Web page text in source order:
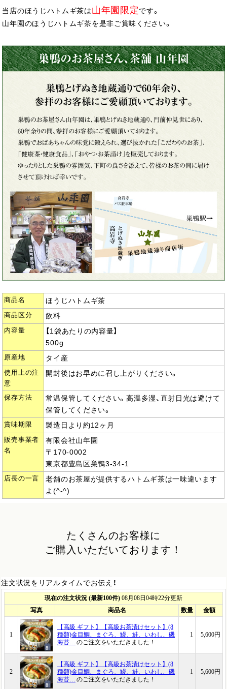
当店のほうじハトムギ茶は山年園限定です。
山年園のほうじハトムギ茶を是非ご賞味ください。
商品名 ほうじハトムギ茶
商品区分 飲料
内容量
【1袋あたりの内容量】
500g
原産地 タイ産
使用上の注
意
開封後はお早めに召し上がりください。
保存方法
常温保管してください。高温多湿、直射日光は避けて
保管してください。
賞味期限 製造日より約12ヶ月
販売事業者
名
有限会社山年園
〒170-0002
東京都豊島区巣鴨3-34-1
店長の一言
老舗のお茶屋が提供するハトムギ茶は一味違います
よ(^-^)
たくさんのお客様に
ご購入いただいております！
注文状況をリアルタイムでお伝え！